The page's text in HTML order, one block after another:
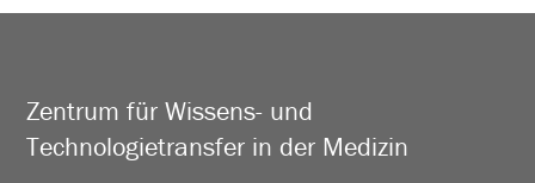
Zentrum für Wissens- und
Technologietransfer in der Medizin